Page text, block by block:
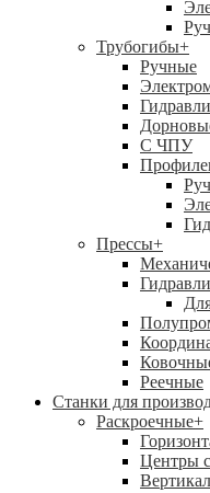
Трубогибы+
Ручные
С ЧПУ
Прессы+
Реечные
Станки для
Раскроечные+
Центры